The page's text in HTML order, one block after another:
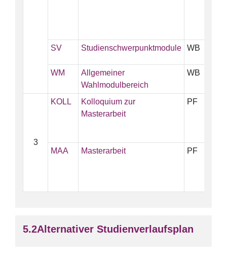
SV Studienschwerpunktmodule WB
WM
Allgemeiner
Wahlmodulbereich
WB
3
KOLL
Kolloquium zur
Masterarbeit
PF
MAA Masterarbeit PF
Alternativer Studienverlaufsplan